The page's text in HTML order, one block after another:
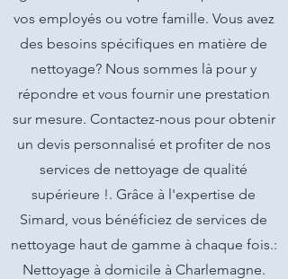
vos employés ou votre famille. Vous avez
des besoins spécifiques en matière de
nettoyage? Nous sommes là pour y
répondre et vous fournir une prestation
sur mesure. Contactez-nous pour obtenir
un devis personnalisé et profiter de nos
services de nettoyage de qualité
supérieure !. Grâce à l'expertise de
Simard, vous bénéficiez de services de
nettoyage haut de gamme à chaque fois.:
Nettoyage à domicile à Charlemagne.